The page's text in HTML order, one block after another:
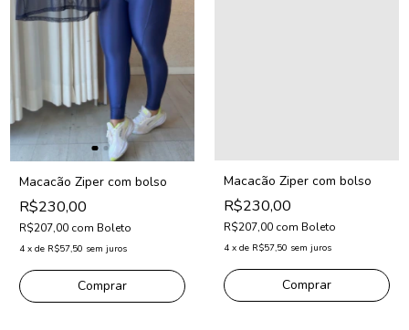
Macacão Ziper com bolso
R$230,00
R$207,00 com Boleto
4 x de R$57,50 sem juros
Comprar
Macacão Ziper com bolso
R$230,00
R$207,00 com Boleto
4 x de R$57,50 sem juros
Comprar